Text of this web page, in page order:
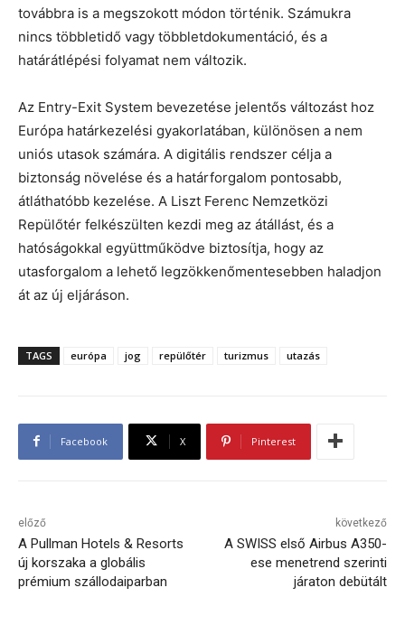
továbbra is a megszokott módon történik. Számukra
nincs többletidő vagy többletdokumentáció, és a
határátlépési folyamat nem változik.
Az Entry-Exit System bevezetése jelentős változást hoz
Európa határkezelési gyakorlatában, különösen a nem
uniós utasok számára. A digitális rendszer célja a
biztonság növelése és a határforgalom pontosabb,
átláthatóbb kezelése. A Liszt Ferenc Nemzetközi
Repülőtér felkészülten kezdi meg az átállást, és a
hatóságokkal együttműködve biztosítja, hogy az
utasforgalom a lehető legzökkenőmentesebben haladjon
át az új eljáráson.
TAGS európa jog repülőtér turizmus utazás
Facebook X Pinterest
előző
A Pullman Hotels & Resorts
új korszaka a globális
prémium szállodaiparban
következő
A SWISS első Airbus A350-
ese menetrend szerinti
járaton debütált